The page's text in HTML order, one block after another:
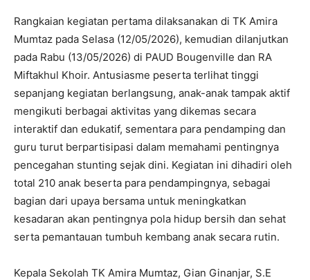
Rangkaian kegiatan pertama dilaksanakan di TK Amira
Mumtaz pada Selasa (12/05/2026), kemudian dilanjutkan
pada Rabu (13/05/2026) di PAUD Bougenville dan RA
Miftakhul Khoir. Antusiasme peserta terlihat tinggi
sepanjang kegiatan berlangsung, anak-anak tampak aktif
mengikuti berbagai aktivitas yang dikemas secara
interaktif dan edukatif, sementara para pendamping dan
guru turut berpartisipasi dalam memahami pentingnya
pencegahan stunting sejak dini. Kegiatan ini dihadiri oleh
total 210 anak beserta para pendampingnya, sebagai
bagian dari upaya bersama untuk meningkatkan
kesadaran akan pentingnya pola hidup bersih dan sehat
serta pemantauan tumbuh kembang anak secara rutin.
Kepala Sekolah TK Amira Mumtaz, Gian Ginanjar, S.E